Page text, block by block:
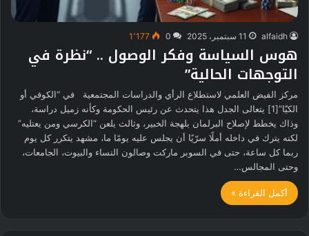
alfaidh 11 سبتمبر، 2025 0 1٬177
هوس السياسة وفكر الوصول .. “نظرة في
التوجهات الحالية”
مركز الفيض العلمي لاستطلاع الرأي والدراسات المجتمعية في “الكوفي أو
الكيّا”[1] يتعالى الجدل هذا يتحدث عن رئيس الحكومة وكأنه زميل دراسة،
وذاك يخطط لإصلاح البرلمان بلهجة الخبير، وثالث يلعن “الكرسي ومن يعتليه”
لكنه يترك في داخله أملًا سرّيًا أن يجلس عليه يومًا ما، مشهد يتكرر كل يوم
ربما كل ساعة، حتى في السوبر ماركت وصالون النساء والبيوت، الجامعات،
وحتى المجالس…
أكمل القراءة »